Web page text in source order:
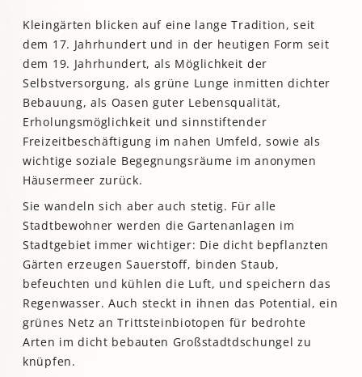
Kleingärten blicken auf eine lange Tradition, seit
dem 17. Jahrhundert und in der heutigen Form seit
dem 19. Jahrhundert, als Möglichkeit der
Selbstversorgung, als grüne Lunge inmitten dichter
Bebauung, als Oasen guter Lebensqualität,
Erholungsmöglichkeit und sinnstiftender
Freizeitbeschäftigung im nahen Umfeld, sowie als
wichtige soziale Begegnungsräume im anonymen
Häusermeer zurück.
Sie wandeln sich aber auch stetig. Für alle
Stadtbewohner werden die Gartenanlagen im
Stadtgebiet immer wichtiger: Die dicht bepflanzten
Gärten erzeugen Sauerstoff, binden Staub,
befeuchten und kühlen die Luft, und speichern das
Regenwasser. Auch steckt in ihnen das Potential, ein
grünes Netz an Trittsteinbiotopen für bedrohte
Arten im dicht bebauten Großstadtdschungel zu
knüpfen.